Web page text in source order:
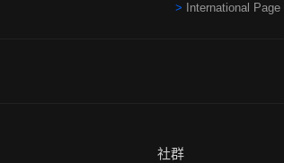
International Page
社群